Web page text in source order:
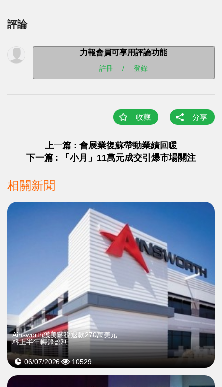
評論
力報會員可享用評論功能
註冊 / 登錄
收藏 分享
上一篇 : 會展業復蘇帶動業績回暖
下一篇 : 「小月」11萬元成交引爆市場關注
相關新聞
Ainsworth獲美關稅退款270萬美元
料上半年轉錄盈利
06/07/2026 10529